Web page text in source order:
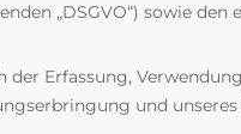
„DSGVO“) sowie den
Erfassung,
und